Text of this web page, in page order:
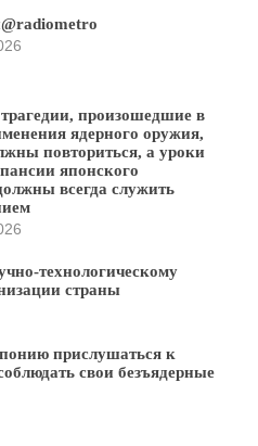
произошедшие в
ядерного оружия,
повториться, а уроки
японского
всегда служить
технологическому
страны
прислушаться к
свои безъядерные